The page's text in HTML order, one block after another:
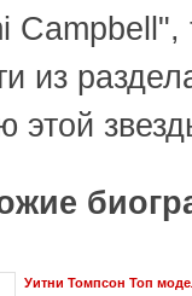
Campbell",
из
этой
Уитни Томпсон Топ